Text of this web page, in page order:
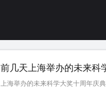
前几天上海举办的未来科
上海举办的未来科学大奖十周年庆